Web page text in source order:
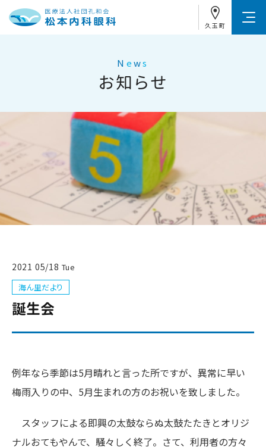
久玉町
お知らせ
N ews
2021 05/18 Tue
海ん里だより
誕生会
例年なら季節は5月晴れと言った所ですが、異常に早い
梅雨入りの中、5月生まれの方のお祝いを致しました。
スタッフによる即興の太鼓ならぬ太鼓たたきとオリジ
ナルおてもやんで、騒々しく終了。さて、利用者の方々